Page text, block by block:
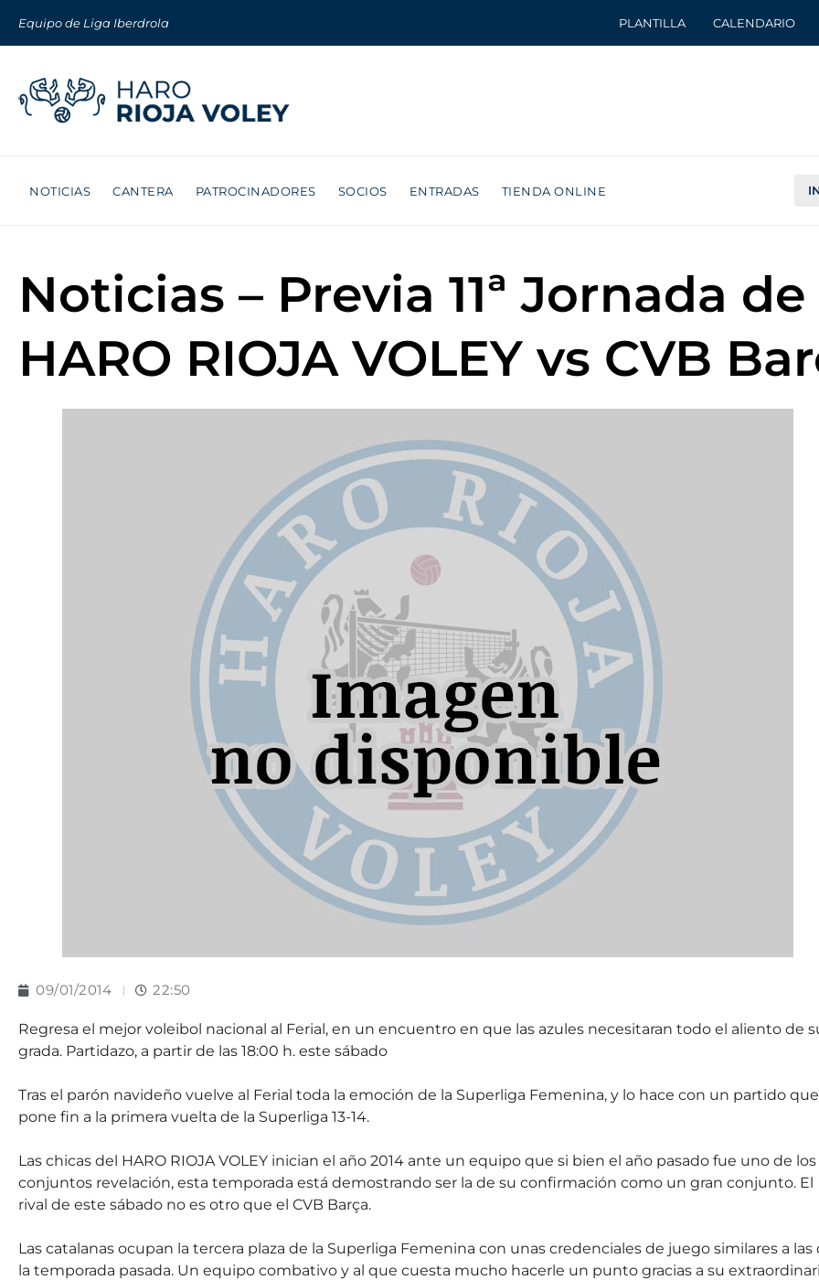
Equipo de Liga Iberdrola PLANTILLA CALENDARIO
NOTICIAS CANTERA PATROCINADORES SOCIOS ENTRADAS TIENDA ONLINE
Noticias – Previa 11ª Jornada
HARO RIOJA VOLEY vs CVB
09/01/2014 22:50
Regresa el mejor voleibol nacional al Ferial, en un encuentro en que las azules necesitaran todo el aliento de
grada. Partidazo, a partir de las 18:00 h. este sábado
Tras el parón navideño vuelve al Ferial toda la emoción de la Superliga Femenina, y lo hace con un partido que
pone fin a la primera vuelta de la Superliga 13-14.
Las chicas del HARO RIOJA VOLEY inician el año 2014 ante un equipo que si bien el año pasado fue uno de los
conjuntos revelación, esta temporada está demostrando ser la de su confirmación como un gran conjunto. El
rival de este sábado no es otro que el CVB Barça.
Las catalanas ocupan la tercera plaza de la Superliga Femenina con unas credenciales de juego similares a las
la temporada pasada. Un equipo combativo y al que cuesta mucho hacerle un punto gracias a su